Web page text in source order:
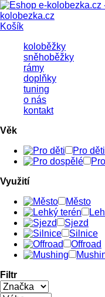
Košík
koloběžky
sněhoběžky
rámy
doplňky
tuning
o nás
kontakt
Věk
Pro děti
Využití
Město
Sjezd
Silnice
Offroad
Filtr